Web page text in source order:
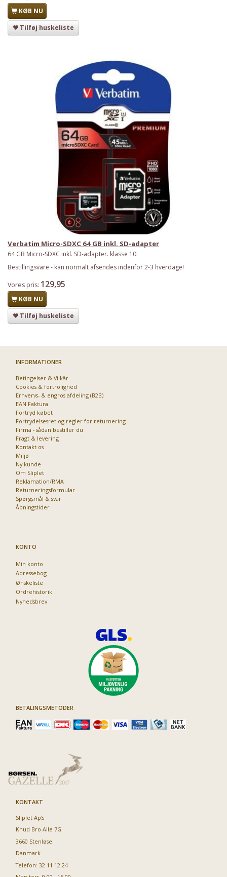
KØB NU
Tilføj huskeliste
Verbatim Micro-SDXC 64 GB inkl. SD-adapter
64 GB Micro-SDXC inkl. SD-adapter. klasse 10.
Bestillingsvare - kan normalt afsendes indenfor 2-3 hverdage!
Vores pris: 129,95
KØB NU
Tilføj huskeliste
INFORMATIONER
Betingelser & Vilkår
Cookies & fortrolighed
Erhvervs- & engros afdeling (B2B)
EAN Faktura
Fortryd købet
Fortrydelsesret og regler for returnering
Firma - sådan bestiller du
Fragt & levering
Kontakt os
Miljø
Ny kunde
Om Sliplet
Reklamation/RMA
Returneringsformular
Spørgsmål & svar
Åbningstider
KONTO
Min konto
Adressebog
Ønskeliste
Ordrehistorik
Nyhedsbrev
BETALINGSMETODER
KONTAKT
Sliplet ApS
Knud Bro Alle 7G
3660 Stenløse
Danmark
Telefon: 32 11 12 24